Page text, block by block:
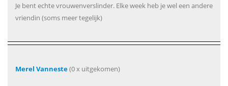
Je bent echte vrouwenverslinder. Elke week heb je wel een andere
vriendin (soms meer tegelijk)
Merel Vanneste(0 x uitgekomen)